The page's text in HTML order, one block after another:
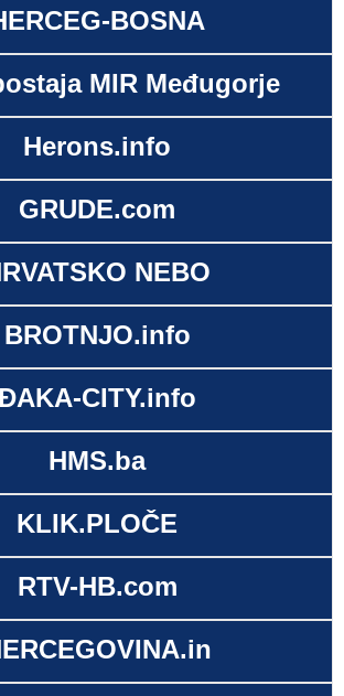
BOSNA
MIR Međugorje
Herons.info
GRUDE.com
NEBO
BROTNJO.info
CITY.info
HMS.ba
KLIK.PLOČE
RTV-HB.com